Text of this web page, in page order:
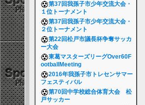
第37回我孫子市少年交流大会・
１位トーナメント
第37回我孫子市少年交流大会・
２位トーナメント
第22回松戸市議長杯争奪サッカ
ー大会
東葛マスターズリーグOver60F
ootballMeeting
2016年我孫子市トレセンサマー
フェスティバル
第70回中学校総合体育大会 松
戸サッカー